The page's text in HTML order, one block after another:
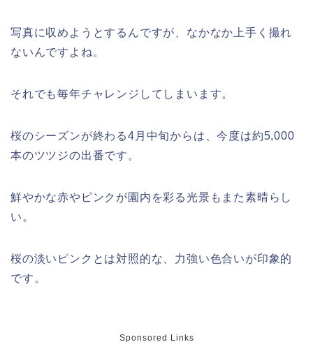
ライトアップはいつまで?
名古屋城桜まつり(春まつり)2026の屋
写真に収めようとするんですが、なかなか上手く撮れ
ないんですよね。
それでも毎年チャレンジしてしまいます。
桜のシーズンが終わる4月中旬からは、今度は約5,000
本のツツジの出番です。
鮮やかな赤やピンクが園内を彩る光景もまた素晴らし
い。
桜の淡いピンクとは対照的な、力強い色合いが印象的
です。
Sponsored Links